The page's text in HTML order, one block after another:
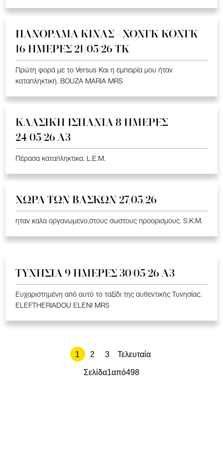
ΠΑΝΟΡΑΜΑ ΚΙΝΑΣ - ΧΟΝΓΚ ΚΟΝΓΚ
16 ΗΜΕΡΕΣ 21/05/26 TK
Πρώτη φορά με το Versus Και η εμπειρία μου ήταν
καταπληκτική. BOUZA MARIA MRS
ΚΛΑΣΙΚΗ ΙΣΠΑΝΙΑ 8 ΗΜΕΡΕΣ
24/05/26 Α3
Πέρασα καταπληκτικα. L.E.M.
ΧΩΡΑ ΤΩΝ ΒΑΣΚΩΝ 27/05/26
ηταν καλα οργανωμενο,στους σωστους προορισμους. S.K.M.
ΤΥΝΗΣΙΑ 9 ΗΜΕΡΕΣ 30/05/26 Α3
Ευχαριστημένη από αυτό το ταξίδι της αυθεντικής Τυνησίας.
ELEFTHERIADOU ELENI MRS
1 2 3 Τελευταία
Σελίδα1από498